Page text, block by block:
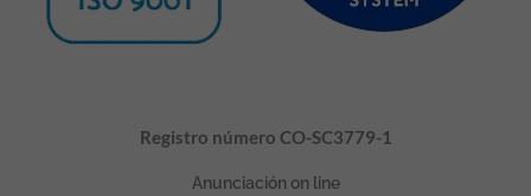
Registro número CO-SC3779-1
Anunciación on line